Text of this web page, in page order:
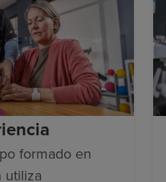
formado en
utiliza